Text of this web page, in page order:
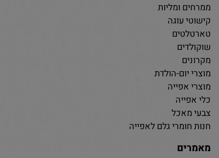
ממרחים ומליות
קישוטי עוגה
טארטלטים
שוקולדים
מקרונים
מוצרי יום-הולדת
מוצרי אפייה
כלי אפייה
צבעי מאכל
חנות חומרי גלם לאפייה
מאמרים